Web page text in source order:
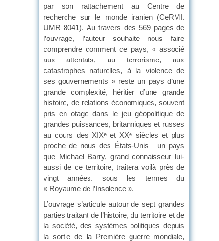
par son rattachement au Centre de
recherche sur le monde iranien (CeRMI,
UMR 8041). Au travers des 569 pages de
l’ouvrage, l’auteur souhaite nous faire
comprendre comment ce pays, « associé
aux attentats, au terrorisme, aux
catastrophes naturelles, à la violence de
ses gouvernements » reste un pays d’une
grande complexité, héritier d’une grande
histoire, de relations économiques, souvent
pris en otage dans le jeu géopolitique de
grandes puissances, britanniques et russes
au cours des XIXeet XXe
siècles et plus
proche de nous des États-Unis ; un pays
que Michael Barry, grand connaisseur lui-
aussi de ce territoire, traitera voilà près de
vingt années, sous les termes du
« Royaume de l’Insolence ».
L’ouvrage s’articule autour de sept grandes
parties traitant de l’histoire, du territoire et de
la société, des systèmes politiques depuis
la sortie de la Première guerre mondiale,